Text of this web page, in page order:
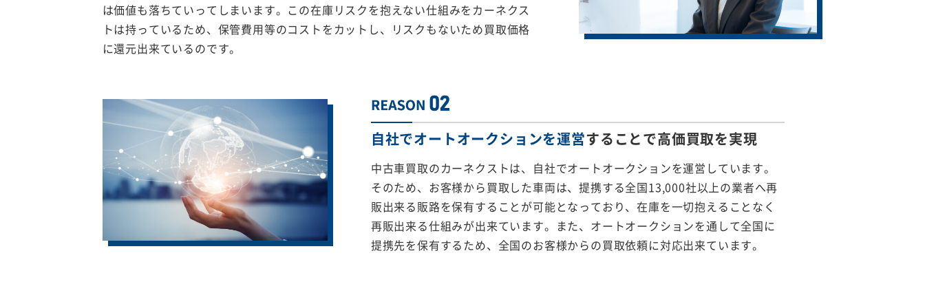
は価値も落ちていってしまいます。この在庫リスクを抱えない仕組みをカーネクス
トは持っているため、保管費用等のコストをカットし、リスクもないため買取価格
に還元出来ているのです。
自社でオートオークションを運営することで高価買取を実現
中古車買取のカーネクストは、自社でオートオークションを運営しています。
そのため、お客様から買取した車両は、提携する全国13,000社以上の業者へ再
販出来る販路を保有することが可能となっており、在庫を一切抱えることなく
再販出来る仕組みが出来ています。また、オートオークションを通して全国に
提携先を保有するため、全国のお客様からの買取依頼に対応出来ています。